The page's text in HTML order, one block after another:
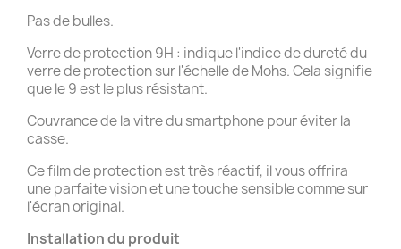
Pas de bulles.
Verre de protection 9H : indique l'indice de dureté du
verre de protection sur l'échelle de Mohs. Cela signifie
que le 9 est le plus résistant.
Couvrance de la vitre du smartphone pour éviter la
casse.
Ce film de protection est très réactif, il vous offrira
une parfaite vision et une touche sensible comme sur
l'écran original.
Installation du produit